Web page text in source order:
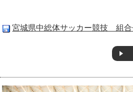
グラウンド・施設
フォトギャラリ
宮城県中総体サッカー競技 組